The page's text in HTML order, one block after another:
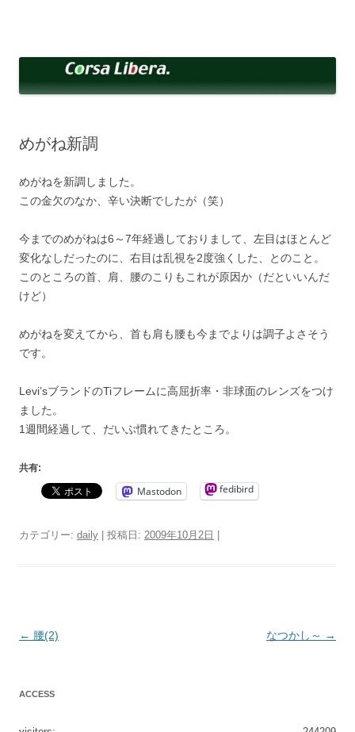
へ
ッ
めがね新調
めがねを新調しました。
この金欠のなか、辛い決断でしたが（笑）
今までのめがねは6～7年経過しておりまして、左目はほとんど
変化なしだったのに、右目は乱視を2度強くした、とのこと。
このところの首、肩、腰のこりもこれが原因か（だといいんだ
けど）
めがねを変えてから、首も肩も腰も今までよりは調子よさそう
です。
Levi’sブランドのTiフレームに高屈折率・非球面のレンズをつけ
ました。
1週間経過して、だいぶ慣れてきたところ。
共有:
Mastodon fedibird
カテゴリー: daily | 投稿日: 2009年10月2日 |
投
← 腰(2) なつかし～ →
ACCESS